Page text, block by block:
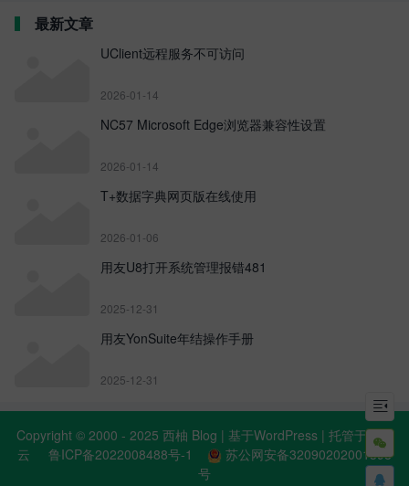
最新文章
UClient远程服务不可访问
2026-01-14
NC57 Microsoft Edge浏览器兼容性设置
2026-01-14
T+数据字典网页版在线使用
2026-01-06
用友U8打开系统管理报错481
2025-12-31
用友YonSuite年结操作手册
2025-12-31



Copyright © 2000 - 2025 西柚 Blog | 基于WordPress | 托管于阿里
云
鲁ICP备2022008488号-1
苏公网安备32090202001398
号